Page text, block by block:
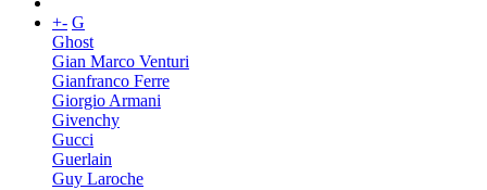
+- G
Ghost
Gian Marco Venturi
Gianfranco Ferre
Giorgio Armani
Givenchy
Gucci
Guerlain
Guy Laroche